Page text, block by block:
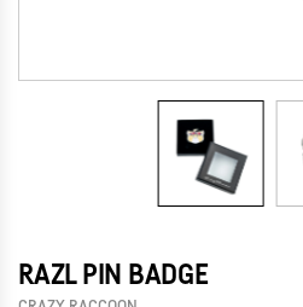
RAZL PIN BADGE